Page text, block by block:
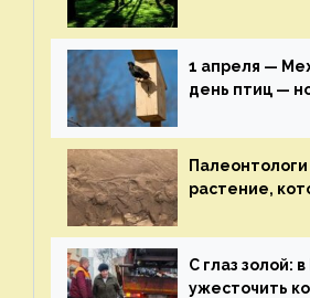
экологии на
1 апреля —
день птиц —
растение,
экологии на
С глаз золой:
ужесточить